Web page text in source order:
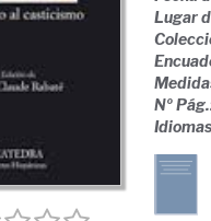
Lugar
Nº